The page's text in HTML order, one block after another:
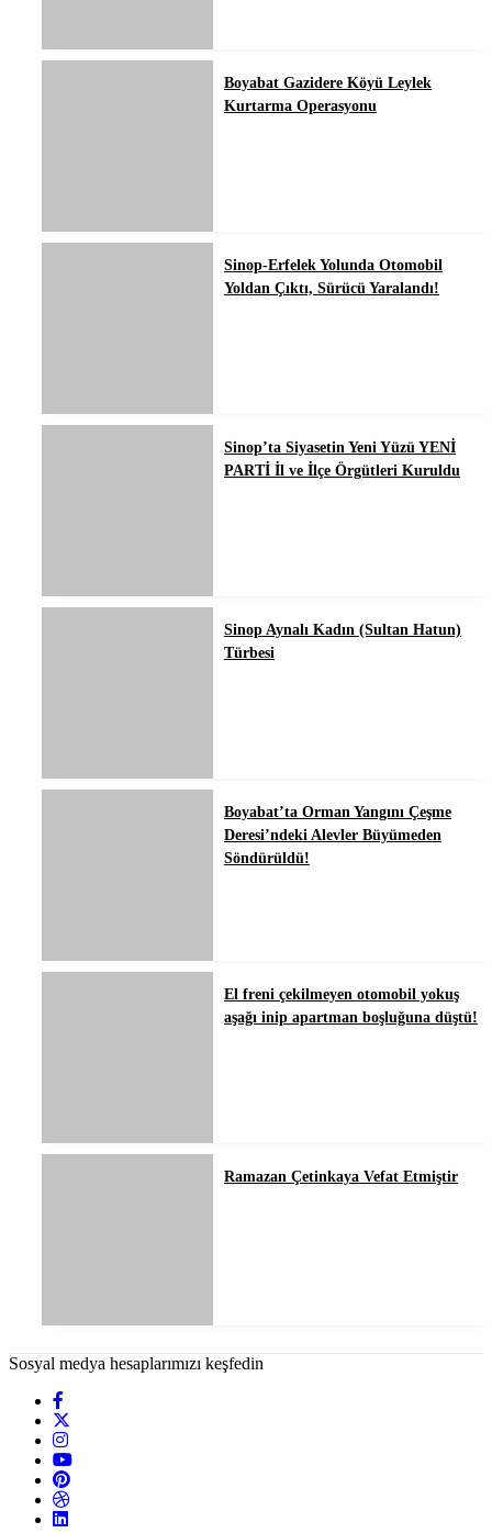
Boyabat Gazidere Köyü Leylek
Kurtarma Operasyonu
Sinop-Erfelek Yolunda Otomobil
Yoldan Çıktı, Sürücü Yaralandı!
Sinop’ta Siyasetin Yeni Yüzü YENİ
PARTİ İl ve İlçe Örgütleri Kuruldu
Sinop Aynalı Kadın (Sultan Hatun)
Türbesi
Boyabat’ta Orman Yangını Çeşme
Deresi’ndeki Alevler Büyümeden
Söndürüldü!
El freni çekilmeyen otomobil yokuş
aşağı inip apartman boşluğuna düştü!
Ramazan Çetinkaya Vefat Etmiştir
Sosyal medya hesaplarımızı keşfedin